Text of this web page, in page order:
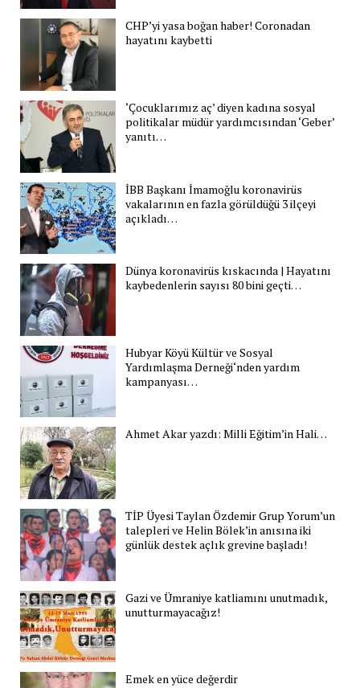
CHP’yi yasa boğan haber! Coronadan
hayatını kaybetti
‘Çocuklarımız aç’ diyen kadına sosyal
politikalar müdür yardımcısından ‘Geber’
yanıtı…
İBB Başkanı İmamoğlu koronavirüs
vakalarının en fazla görüldüğü 3 ilçeyi
açıkladı…
Dünya koronavirüs kıskacında | Hayatını
kaybedenlerin sayısı 80 bini geçti…
Hubyar Köyü Kültür ve Sosyal
Yardımlaşma Derneği‘nden yardım
kampanyası…
Ahmet Akar yazdı: Milli Eğitim’in Hali…
TİP Üyesi Taylan Özdemir Grup Yorum’un
talepleri ve Helin Bölek’in anısına iki
günlük destek açlık grevine başladı!
Gazi ve Ümraniye katliamını unutmadık,
unutturmayacağız!
Emek en yüce değerdir